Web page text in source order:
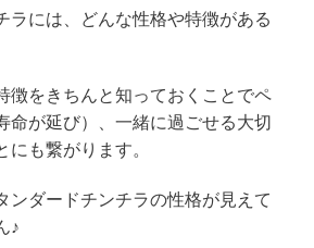
ラには、どんな性格や特徴がある
徴をきちんと知っておくことでペ
命が延び）、一緒に過ごせる大切
にも繋がります。
ンダードチンチラの性格が見えて
♪